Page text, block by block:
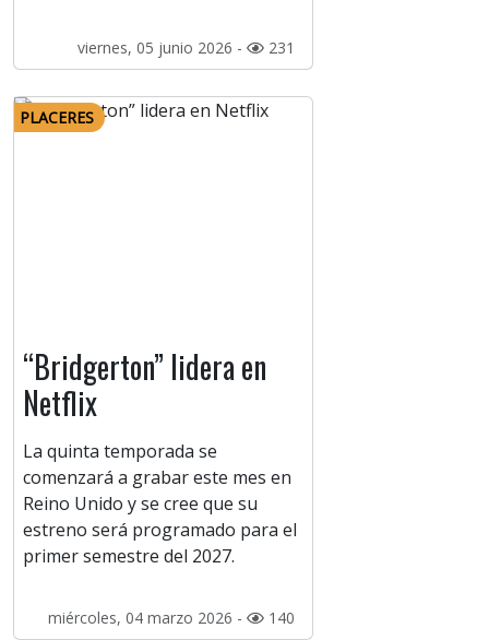
viernes, 05 junio 2026 - 231
PLACERES
“Bridgerton” lidera en
Netflix
La quinta temporada se
comenzará a grabar este mes en
Reino Unido y se cree que su
estreno será programado para el
primer semestre del 2027.
miércoles, 04 marzo 2026 - 140